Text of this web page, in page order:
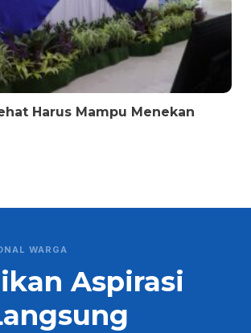
Harus Mampu Menekan
WARGA
Aspirasi